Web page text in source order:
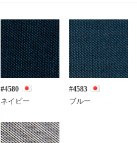
#4580
ネイビー
#4583
ブルー